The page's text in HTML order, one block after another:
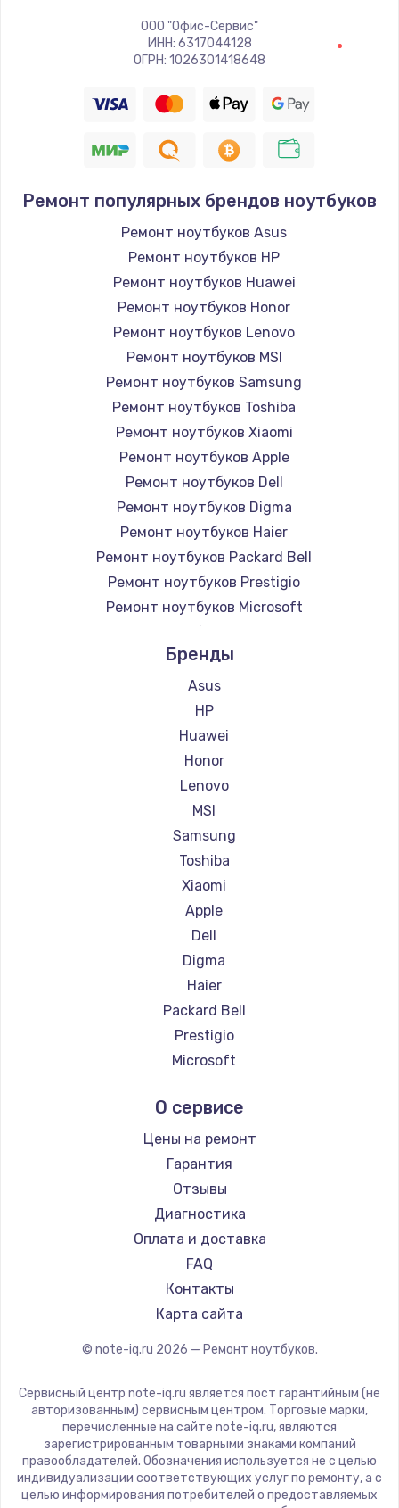
ООО "Офис-Сервис"
ИНН: 6317044128
ОГРН: 1026301418648
Ремонт популярных брендов ноутбуков
Ремонт ноутбуков Asus
Ремонт ноутбуков HP
Ремонт ноутбуков Huawei
Ремонт ноутбуков Honor
Ремонт ноутбуков Lenovo
Ремонт ноутбуков MSI
Ремонт ноутбуков Samsung
Ремонт ноутбуков Toshiba
Ремонт ноутбуков Xiaomi
Ремонт ноутбуков Apple
Ремонт ноутбуков Dell
Ремонт ноутбуков Digma
Ремонт ноутбуков Haier
Ремонт ноутбуков Packard Bell
Ремонт ноутбуков Prestigio
Ремонт ноутбуков Microsoft
Ремонт ноутбуков Alienware
Ремонт ноутбуков Aquarius
Ремонт ноутбуков Gigabyte
Ремонт ноутбуков Aorus
Ремонт ноутбуков Maibenben
Ремонт ноутбуков Getac
Ремонт ноутбуков Epson
Ремонт ноутбуков Philips
Ремонт ноутбуков LG
Ремонт ноутбуков Panasonic
Ремонт ноутбуков Irbis
Ремонт ноутбуков Thunderobot
Ремонт ноутбуков Hasee
Ремонт ноутбуков ZTE
Ремонт ноутбуков Hiper
Ремонт ноутбуков Evga
Ремонт ноутбуков Google
Ремонт ноутбуков Echips
Ремонт ноутбуков Predator
Ремонт ноутбуков iru
Ремонт ноутбуков Machenike
Ремонт ноутбуков DEXP
Ремонт ноутбуков Teclast
Ремонт ноутбуков CHUWI
Ремонт ноутбуков Colorful
Бренды
Asus
HP
Huawei
Honor
Lenovo
MSI
Samsung
Toshiba
Xiaomi
Apple
Dell
Digma
Haier
Packard Bell
Prestigio
Microsoft
Aquarius
Gigabyte
Aorus
Maibenben
Getac
Epson
Philips
LG
Panasonic
ZTE
Hiper
Evga
Google
О сервисе
Цены на ремонт
Гарантия
Отзывы
Диагностика
Оплата и доставка
FAQ
Контакты
Карта сайта
© note-iq.ru 2026 — Ремонт ноутбуков.
Сервисный центр note-iq.ru является пост гарантийным (не
авторизованным) сервисным центром. Торговые марки,
перечисленные на сайте note-iq.ru, являются
зарегистрированным товарными знаками компаний
правообладателей. Обозначения используется не с целью
индивидуализации соответствующих услуг по ремонту, а с
целью информирования потребителей о предоставляемых